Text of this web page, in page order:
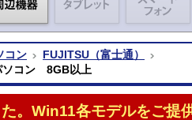
コン
FUJITSU（富士通）
ソコン 8GB以上
。Win11各モデルをご提